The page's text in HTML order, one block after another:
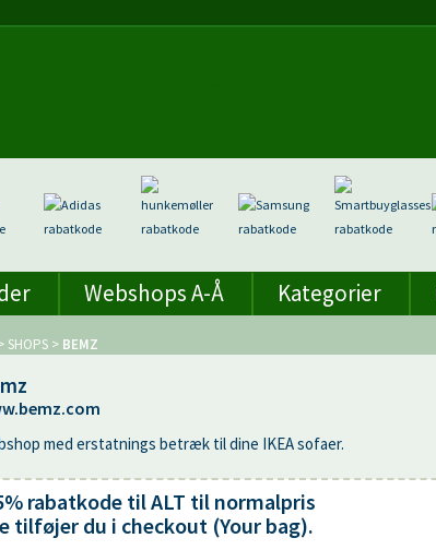
Webshops A-Å Kategorier
SHOPS > BEMZ
med erstatnings betræk til dine IKEA sofaer.
rabatkode til ALT til normalpris
tilføjer du i checkout (Your bag).